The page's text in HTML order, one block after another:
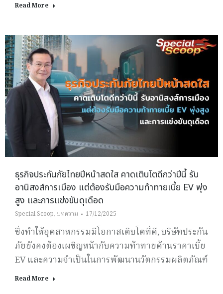
Read More
ธุรกิจประกันภัยไทยปีหน้าสดใส คาดเติบโตดีกว่าปีนี้ รับ
อานิสงส์การเมือง แต่ต้องรับมือความท้าทายเบี้ย EV พุ่ง
สูง และการแข่งขันดุเดือด
Special Scoop, บทความ 17/12/2025
ซึ่งทำให้อุตสาหกรรมมีโอกาสเติบโตที่ดี, บริษัทประกัน
ภัยยังคงต้องเผชิญหน้ากับความท้าทายด้านราคาเบี้ย
EV และความจำเป็นในการพัฒนานวัตกรรมผลิตภัณฑ์
Read More